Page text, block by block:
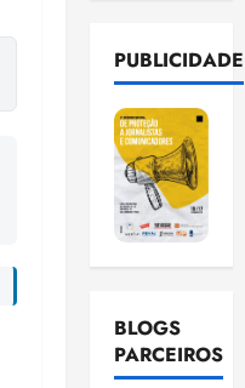
PUBLICIDADE
BLOGS
PARCEIROS